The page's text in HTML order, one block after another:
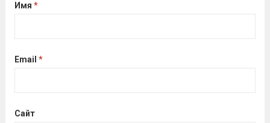
Имя *
Email *
Сайт